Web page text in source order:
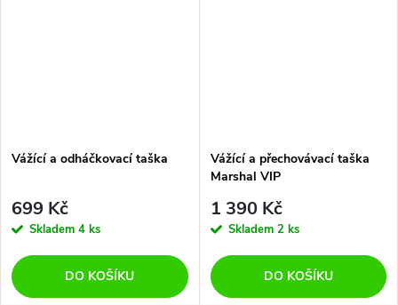
Vážící a odháčkovací taška
699 Kč
Skladem 4 ks
DO KOŠÍKU
Vážící a přechovávací taška
Marshal VIP
1 390 Kč
Skladem 2 ks
DO KOŠÍKU